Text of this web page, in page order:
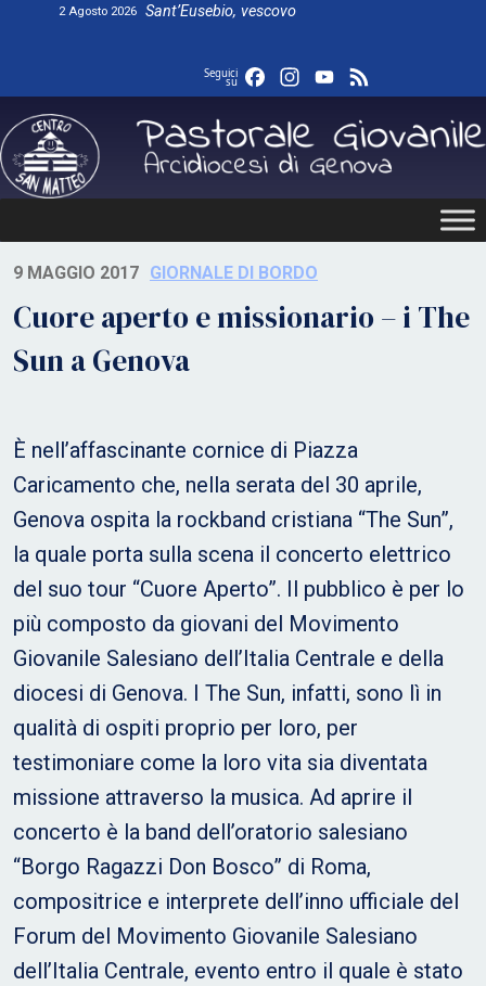
2 Agosto 2026 Sant’Eusebio, vescovo
Seguici
su FacebookInstagram
YouTube
9 MAGGIO 2017 GIORNALE DI BORDO
Cuore aperto e missionario – i The
Sun a Genova
È nell’affascinante cornice di Piazza
Caricamento che, nella serata del 30 aprile,
Genova ospita la rockband cristiana “The Sun”,
la quale porta sulla scena il concerto elettrico
del suo tour “Cuore Aperto”. Il pubblico è per lo
più composto da giovani del Movimento
Giovanile Salesiano dell’Italia Centrale e della
diocesi di Genova. I The Sun, infatti, sono lì in
qualità di ospiti proprio per loro, per
testimoniare come la loro vita sia diventata
missione attraverso la musica. Ad aprire il
concerto è la band dell’oratorio salesiano
“Borgo Ragazzi Don Bosco” di Roma,
compositrice e interprete dell’inno ufficiale del
Forum del Movimento Giovanile Salesiano
dell’Italia Centrale, evento entro il quale è stato